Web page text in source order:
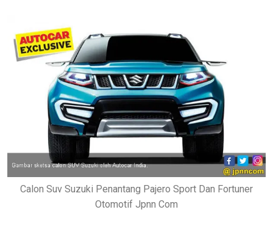
Calon Suv Suzuki Penantang Pajero Sport Dan Fortuner
Otomotif Jpnn Com